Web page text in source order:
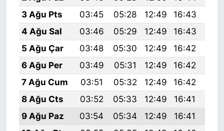
3 Ağu Pts
03:45 05:28 12:49 16:43
4 Ağu Sal
03:46 05:29 12:49 16:43
5 Ağu Çar
03:48 05:30 12:49 16:42
6 Ağu Per
03:49 05:31 12:49 16:42
7 Ağu Cum
03:51 05:32 12:49 16:42
8 Ağu Cts
03:52 05:33 12:49 16:41
9 Ağu Paz
03:54 05:34 12:49 16:41